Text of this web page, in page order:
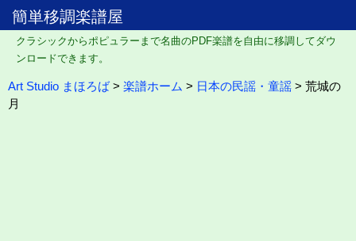
簡単移調楽譜屋
クラシックからポピュラーまで名曲のPDF楽譜を自由に移調してダウ
ンロードできます。
Art Studio まほろば> 楽譜ホーム > 日本の民謡・童謡 > 荒城の
月